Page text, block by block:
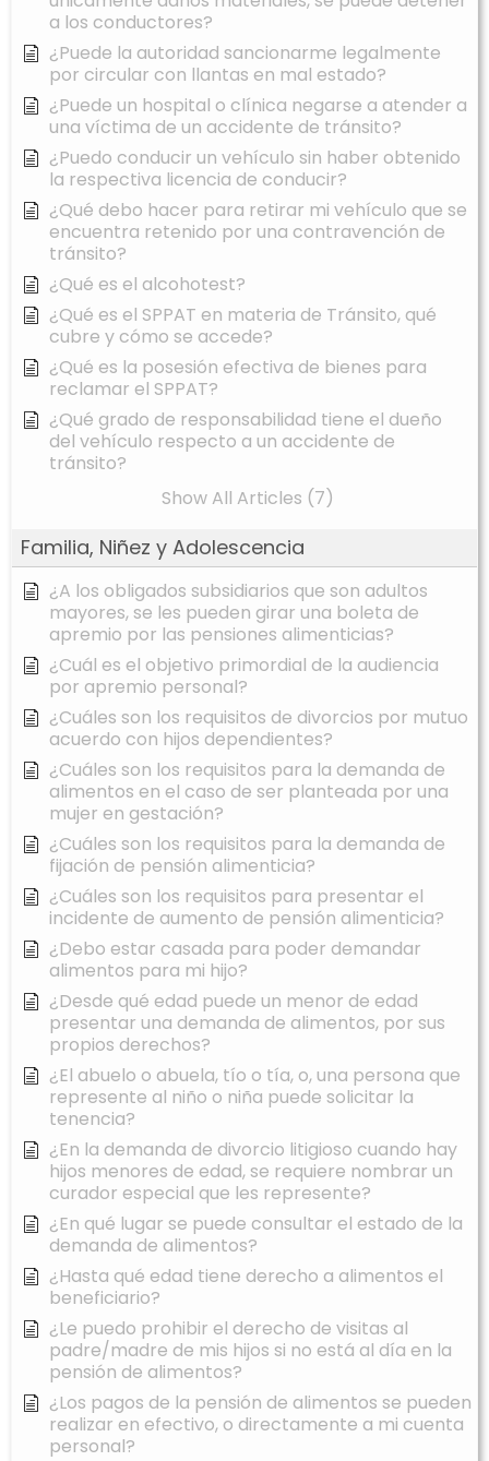
a los conductores?
¿Puede la autoridad sancionarme legalmente
por circular con llantas en mal estado?
¿Puede un hospital o clínica negarse a atender a
una víctima de un accidente de tránsito?
¿Puedo conducir un vehículo sin haber obtenido
la respectiva licencia de conducir?
¿Qué debo hacer para retirar mi vehículo que se
encuentra retenido por una contravención de
tránsito?
¿Qué es el alcohotest?
¿Qué es el SPPAT en materia de Tránsito, qué
cubre y cómo se accede?
¿Qué es la posesión efectiva de bienes para
reclamar el SPPAT?
¿Qué grado de responsabilidad tiene el dueño
del vehículo respecto a un accidente de
tránsito?
Show All Articles (7)
Familia, Niñez y Adolescencia
¿A los obligados subsidiarios que son adultos
mayores, se les pueden girar una boleta de
apremio por las pensiones alimenticias?
¿Cuál es el objetivo primordial de la audiencia
por apremio personal?
¿Cuáles son los requisitos de divorcios por mutuo
acuerdo con hijos dependientes?
¿Cuáles son los requisitos para la demanda de
alimentos en el caso de ser planteada por una
mujer en gestación?
¿Cuáles son los requisitos para la demanda de
fijación de pensión alimenticia?
¿Cuáles son los requisitos para presentar el
incidente de aumento de pensión alimenticia?
¿Debo estar casada para poder demandar
alimentos para mi hijo?
¿Desde qué edad puede un menor de edad
presentar una demanda de alimentos, por sus
propios derechos?
¿El abuelo o abuela, tío o tía, o, una persona que
represente al niño o niña puede solicitar la
tenencia?
¿En la demanda de divorcio litigioso cuando hay
hijos menores de edad, se requiere nombrar un
curador especial que les represente?
¿En qué lugar se puede consultar el estado de la
demanda de alimentos?
¿Hasta qué edad tiene derecho a alimentos el
beneficiario?
¿Le puedo prohibir el derecho de visitas al
padre/madre de mis hijos si no está al día en la
pensión de alimentos?
¿Los pagos de la pensión de alimentos se pueden
realizar en efectivo, o directamente a mi cuenta
personal?